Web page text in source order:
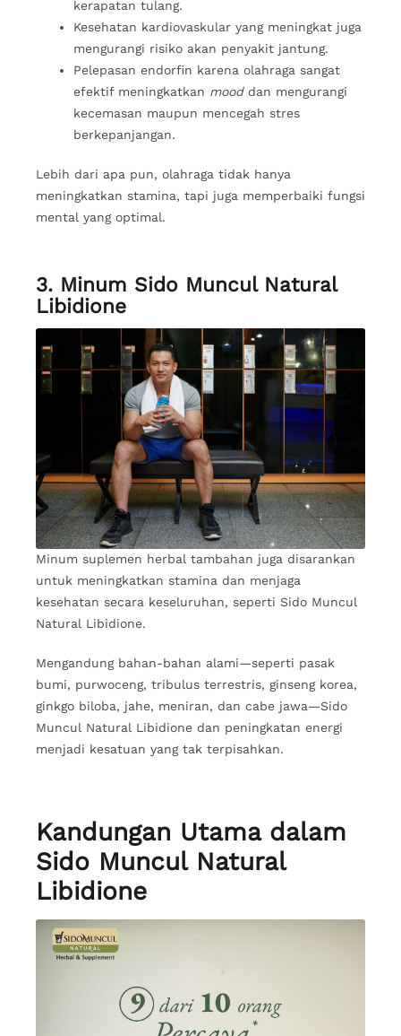
kerapatan tulang.
Kesehatan kardiovaskular yang meningkat juga
mengurangi risiko akan penyakit jantung.
Pelepasan endorfin karena olahraga sangat
efektif meningkatkan mood dan mengurangi
kecemasan maupun mencegah stres
berkepanjangan.
Lebih dari apa pun, olahraga tidak hanya
meningkatkan stamina, tapi juga memperbaiki fungsi
mental yang optimal.
3. Minum Sido Muncul Natural
Libidione
Minum suplemen herbal tambahan juga disarankan
untuk meningkatkan stamina dan menjaga
kesehatan secara keseluruhan, seperti Sido Muncul
Natural Libidione.
Mengandung bahan-bahan alami—seperti pasak
bumi, purwoceng, tribulus terrestris, ginseng korea,
ginkgo biloba, jahe, meniran, dan cabe jawa—Sido
Muncul Natural Libidione dan peningkatan energi
menjadi kesatuan yang tak terpisahkan.
Kandungan Utama dalam
Sido Muncul Natural
Libidione